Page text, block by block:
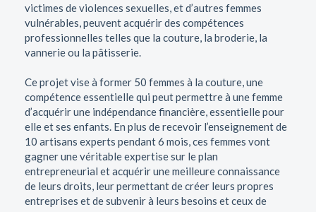
victimes de violences sexuelles, et d’autres femmes
vulnérables, peuvent acquérir des compétences
professionnelles telles que la couture, la broderie, la
vannerie ou la pâtisserie.
Ce projet vise à former 50 femmes à la couture, une
compétence essentielle qui peut permettre à une femme
d’acquérir une indépendance financière, essentielle pour
elle et ses enfants. En plus de recevoir l’enseignement de
10 artisans experts pendant 6 mois, ces femmes vont
gagner une véritable expertise sur le plan
entrepreneurial et acquérir une meilleure connaissance
de leurs droits, leur permettant de créer leurs propres
entreprises et de subvenir à leurs besoins et ceux de